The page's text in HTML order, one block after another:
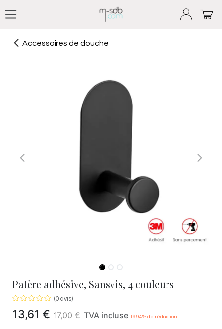
Accessoires de douche
Patère adhésive, Sansvis, 4 couleurs
(0 avis)
13,61 € 17,00€ TVA incluse 19.94% de réduction